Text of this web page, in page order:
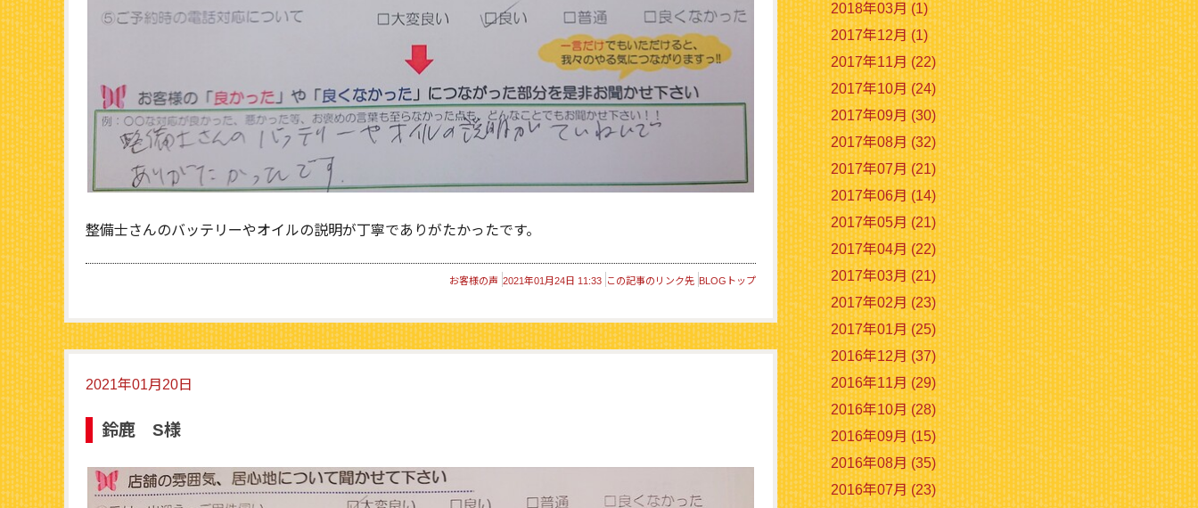
整備士さんのバッテリーやオイルの説明が丁寧でありがたかったです。
お客様の声 2021年01月24日 11:33 この記事のリンク先 BLOGトップ
2021年01月20日
鈴鹿 S様
2018年03月 (1)
2017年12月 (1)
2017年11月 (22)
2017年10月 (24)
2017年09月 (30)
2017年08月 (32)
2017年07月 (21)
2017年06月 (14)
2017年05月 (21)
2017年04月 (22)
2017年03月 (21)
2017年02月 (23)
2017年01月 (25)
2016年12月 (37)
2016年11月 (29)
2016年10月 (28)
2016年09月 (15)
2016年08月 (35)
2016年07月 (23)